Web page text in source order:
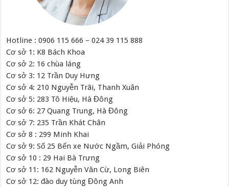
Hotline : 0906 115 666 – 024 39 115 888
Cơ sở 1: K8 Bách Khoa
Cơ sở 2: 16 chùa láng
Cơ sở 3: 12 Trần Duy Hưng
Cơ sở 4: 210 Nguyễn Trãi, Thanh Xuân
Cơ sở 5: 283 Tô Hiệu, Hà Đông
Cơ sở 6: 27 Quang Trung, Hà Đông
Cơ sở 7: 235 Trần Khát Chân
Cơ sở 8 : 299 Minh Khai
Cơ sở 9: Số 25 Bến xe Nước Ngầm, Giải Phóng
Cơ sở 10 : 29 Hai Bà Trưng
Cơ sở 11: 162 Nguyễn Văn Cừ, Long Biên
Cơ sở 12: đào duy tùng Đông Anh